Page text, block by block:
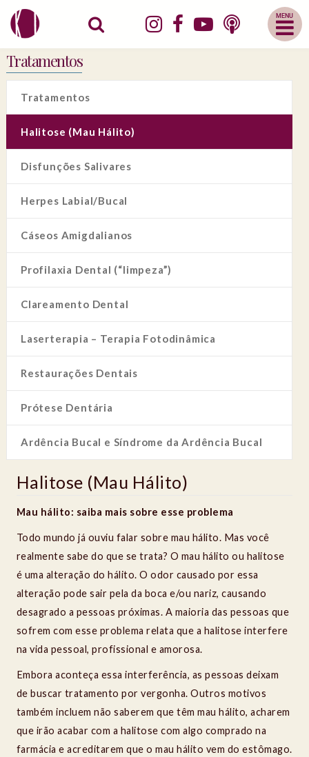
Abrir
Menu
Mobile
Tratamentos
Tratamentos
Halitose (Mau Hálito)
Disfunções Salivares
Herpes Labial/Bucal
Cáseos Amigdalianos
Profilaxia Dental (“limpeza”)
Clareamento Dental
Laserterapia – Terapia Fotodinâmica
Restaurações Dentais
Prótese Dentária
Ardência Bucal e Síndrome da Ardência Bucal
Halitose (Mau Hálito)
Mau hálito: saiba mais sobre esse problema
Todo mundo já ouviu falar sobre mau hálito. Mas você
realmente sabe do que se trata? O mau hálito ou halitose
é uma alteração do hálito. O odor causado por essa
alteração pode sair pela da boca e/ou nariz, causando
desagrado a pessoas próximas. A maioria das pessoas que
sofrem com esse problema relata que a halitose interfere
na vida pessoal, profissional e amorosa.
Embora aconteça essa interferência, as pessoas deixam
de buscar tratamento por vergonha. Outros motivos
também incluem não saberem que têm mau hálito, acharem
que irão acabar com a halitose com algo comprado na
farmácia e acreditarem que o mau hálito vem do estômago.